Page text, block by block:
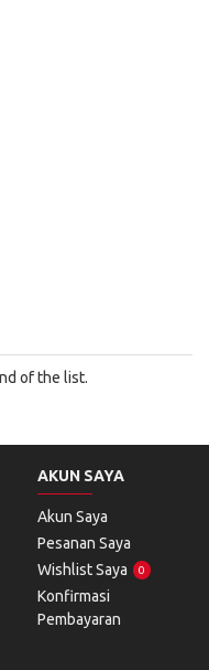
of the list.
AKUN SAYA
Akun Saya
Pesanan Saya
Wishlist Saya
0
Konfirmasi
Pembayaran